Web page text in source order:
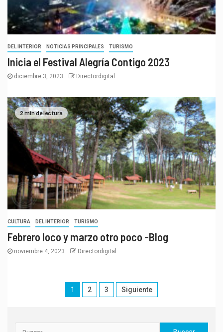
DEL INTERIOR NOTICIAS PRINCIPALES TURISMO
Inicia el Festival Alegría Contigo 2023
diciembre 3, 2023 Directordigital
2 min de lectura
CULTURA DEL INTERIOR TURISMO
Febrero loco y marzo otro poco -Blog
noviembre 4, 2023 Directordigital
1 2 3 Siguiente